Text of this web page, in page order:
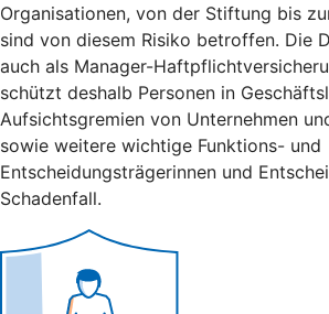
Organisationen, von der Stiftung bis
sind von diesem Risiko betroffen. Die
auch als Manager-
schützt deshalb Personen in
Aufsichtsgremien von Unternehmen
sowie weitere wichtige Funktions- und
Entscheidungsträgerinnen und
Schadenfall.